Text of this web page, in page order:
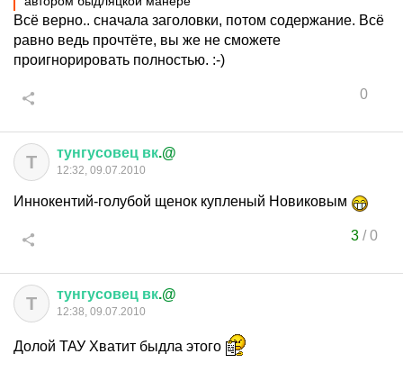
Всё верно.. сначала заголовки, потом содержание. Всё
равно ведь прочтёте, вы же не сможете
проигнорировать полностью. :-)
0
Т тунгусовец вк.@
12:32, 09.07.2010
Иннокентий-голубой щенок купленый Новиковым
3/0
Т тунгусовец вк.@
12:38, 09.07.2010
Долой ТАУ Хватит быдла этого